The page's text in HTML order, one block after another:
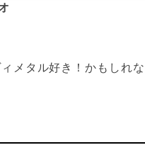
メタル好き！かもしれな